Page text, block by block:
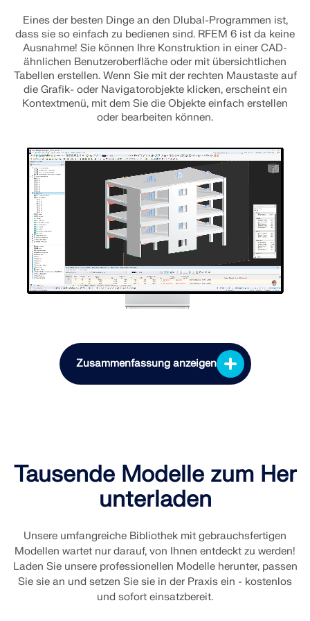
Geo-Zonen-Tool
Der Dlubal-Onlinedienst bietet Zonenkarten zur
schnellen Ermittlung von Schneelasten,
Windgeschwindigkeiten und seismischen Daten.
Überholte Produkte
Eines der besten Dinge an den Dlubal-Programmen ist,
dass sie so einfach zu bedienen sind. RFEM 6 ist da keine
Ausnahme! Sie können Ihre Konstruktion in einer CAD-
ähnlichen Benutzeroberfläche oder mit übersichtlichen
Tabellen erstellen. Wenn Sie mit der rechten Maustaste auf
die Grafik- oder Navigatorobjekte klicken, erscheint ein
Kontextmenü, mit dem Sie die Objekte einfach erstellen
oder bearbeiten können.
Zusammenfassung anzeigen
Tausende Modelle zum Her
unterladen
Unsere umfangreiche Bibliothek mit gebrauchsfertigen
Modellen wartet nur darauf, von Ihnen entdeckt zu werden!
Laden Sie unsere professionellen Modelle herunter, passen
Sie sie an und setzen Sie sie in der Praxis ein - kostenlos
und sofort einsatzbereit.